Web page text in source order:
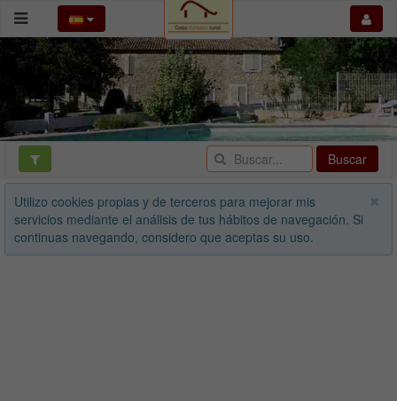
Buscar
Utilizo cookies propias y de terceros para mejorar mis
servicios mediante el análisis de tus hábitos de navegación. Si
continuas navegando, considero que aceptas su uso.